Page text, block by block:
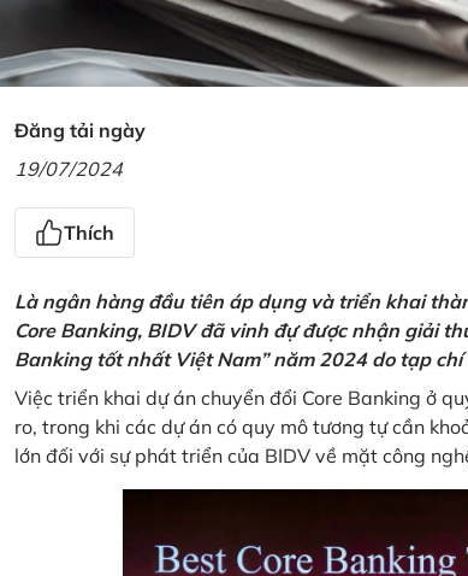
Đăng tải ngày
19/07/2024
Thích
Là ngân hàng đầu tiên áp dụng và triển khai
Core Banking, BIDV đã vinh đự được nhận giải
Banking tốt nhất Việt Nam” năm 2024 do tạp
Việc triển khai dự án chuyển đổi Core Banking ở
ro, trong khi các dự án có quy mô tương tự cần
lớn đối với sự phát triển của BIDV về mặt công